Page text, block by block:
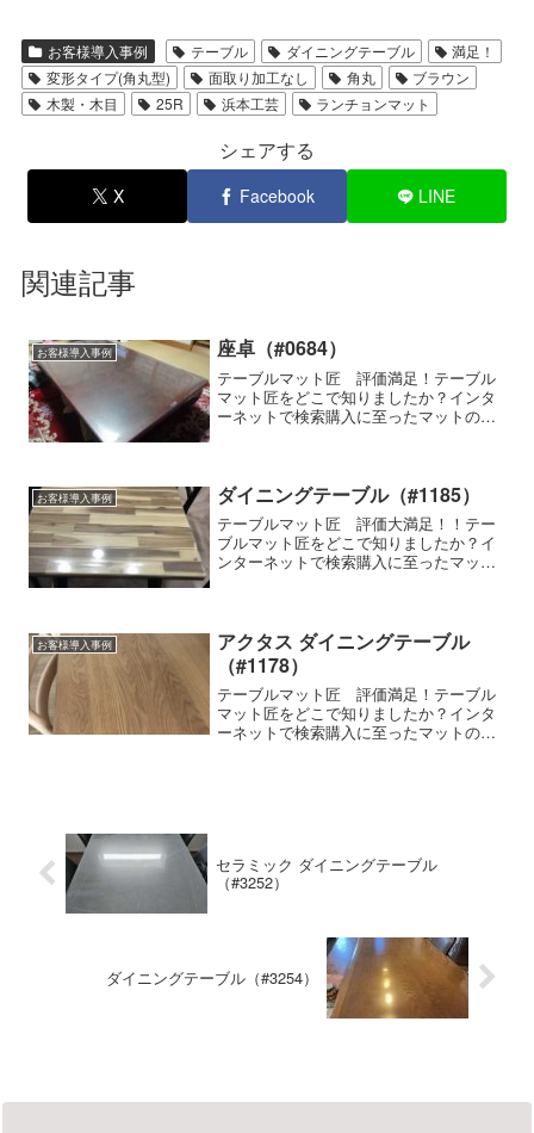
お客様導入事例 テーブル ダイニングテーブル
満足！
変形タイプ(角丸型)
面取り加工なし 角丸
ブラウン
木製・木目
25R 浜本工芸 ランチョンマット
シェアする
X Facebook LINE
関連記事
お客様導入事例 座卓（#0684）
テーブルマット匠 評価満足！テーブル
マット匠をどこで知りましたか？インタ
ーネットで検索購入に至ったマットの特
しテーブルマット匠の...
お客様導入事例 ダイニングテーブル（#1185）
テーブルマット匠 評価大満足！！テー
ブルマット匠をどこで知りましたか？イ
ンターネットで検索購入に至ったマット
ど-テーブルマット匠の使...
お客様導入事例
アクタス ダイニングテーブル
（#1178）
テーブルマット匠 評価満足！テーブル
マット匠をどこで知りましたか？インタ
ーネットで検索購入に至ったマットの特
セラミック ダイニングテーブル
（#3252）
ダイニングテーブル（#3254）